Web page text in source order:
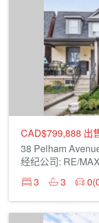
CAD$799,888 出
38 Pelham
经纪公司: RE/
3
3